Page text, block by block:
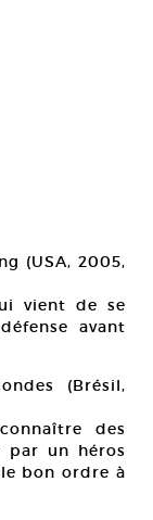
(USA, 2005,
vient de se
avant
(Brésil,
des
par un héros
bon ordre à